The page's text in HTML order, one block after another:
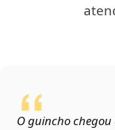
O guincho